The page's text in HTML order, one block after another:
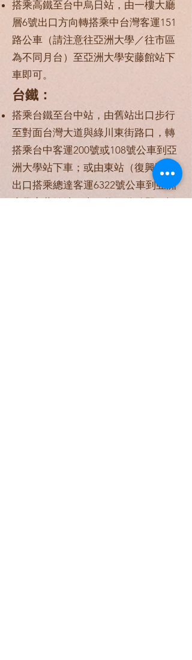
搭乘高鐵至台中烏日站，由一樓大廳
層6號出口方向轉搭乘中台灣客運151
路公車（請注意往亞洲大學／往市區
為不同月台）至亞洲大學安藤館站下
車即可。
台鐵：
搭乘台鐵至台中站，由舊站出口步行
至對面台灣大道與綠川東街路口，轉
搭乘台中客運200號或108號公車到亞
洲大學站下車；或由東站（復興路）
出口搭乘總達客運6322號公車到亞洲